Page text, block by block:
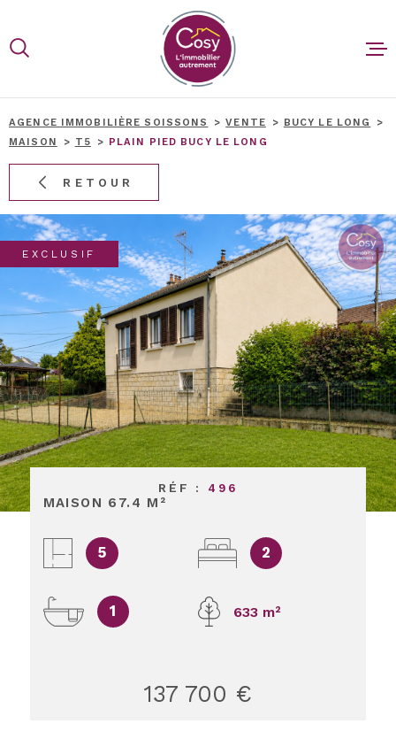
la
menu
contenu
ACCUEIL
VENDRE
BIENS
BLOG
CONTACT
AGENCE IMMOBILIÈRE SOISSONS VENTE
BUCY LE LONG
MAISON
T5 PLAIN PIED BUCY LE LONG
RETOUR
EXCLUSIF
RÉF : 496
MAISON 67.4 M²
5 2
1 633 m²
137 700 €